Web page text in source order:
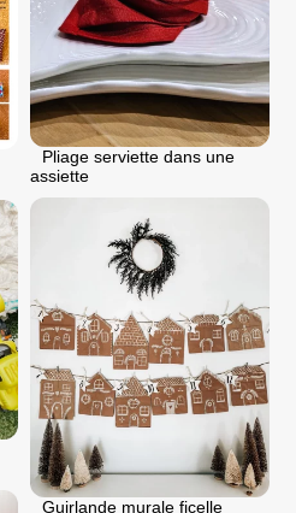
Pliage serviette dans une
assiette
Guirlande murale ficelle